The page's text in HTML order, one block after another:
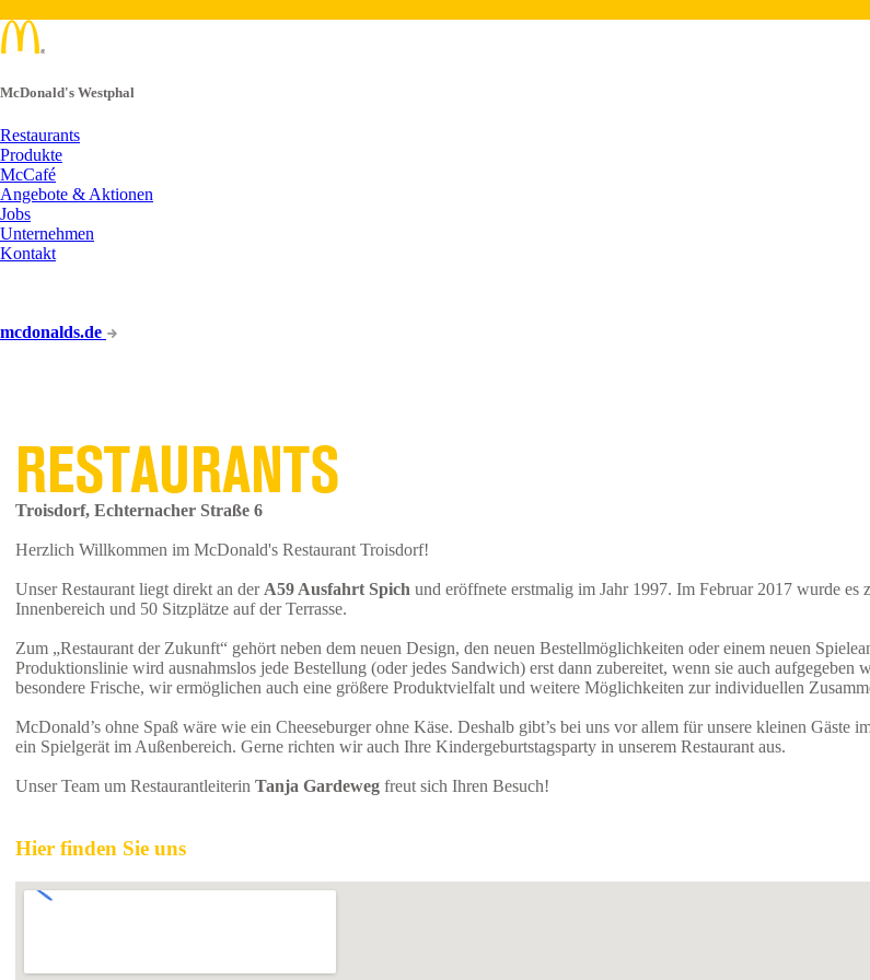
McDonald's Westphal
Restaurants
Produkte
McCafé
Angebote & Aktionen
Jobs
Unternehmen
Kontakt
mcdonalds.de
RESTAURANTS
Troisdorf, Echternacher Straße 6
Herzlich Willkommen im McDonald's Restaurant Troisdorf!
Unser Restaurant liegt direkt an der A59 Ausfahrt Spich und eröffnete erstmalig im Jahr 1997. Im Februar 2017 wurde
Innenbereich und 50 Sitzplätze auf der Terrasse.
Zum „Restaurant der Zukunft“ gehört neben dem neuen Design, den neuen Bestellmöglichkeiten oder einem neuen
Produktionslinie wird ausnahmslos jede Bestellung (oder jedes Sandwich) erst dann zubereitet, wenn sie auch
besondere Frische, wir ermöglichen auch eine größere Produktvielfalt und weitere Möglichkeiten zur individuellen
McDonald’s ohne Spaß wäre wie ein Cheeseburger ohne Käse. Deshalb gibt’s bei uns vor allem für unsere kleinen
ein Spielgerät im Außenbereich. Gerne richten wir auch Ihre Kindergeburtstagsparty in unserem Restaurant aus.
Unser Team um Restaurantleiterin Tanja Gardeweg freut sich Ihren Besuch!
Hier finden Sie uns